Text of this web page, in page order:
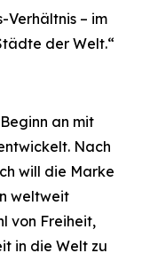
Verhältnis – im
der Welt.“
an mit
Nach
will die Marke
weltweit
von Freiheit,
in die Welt zu